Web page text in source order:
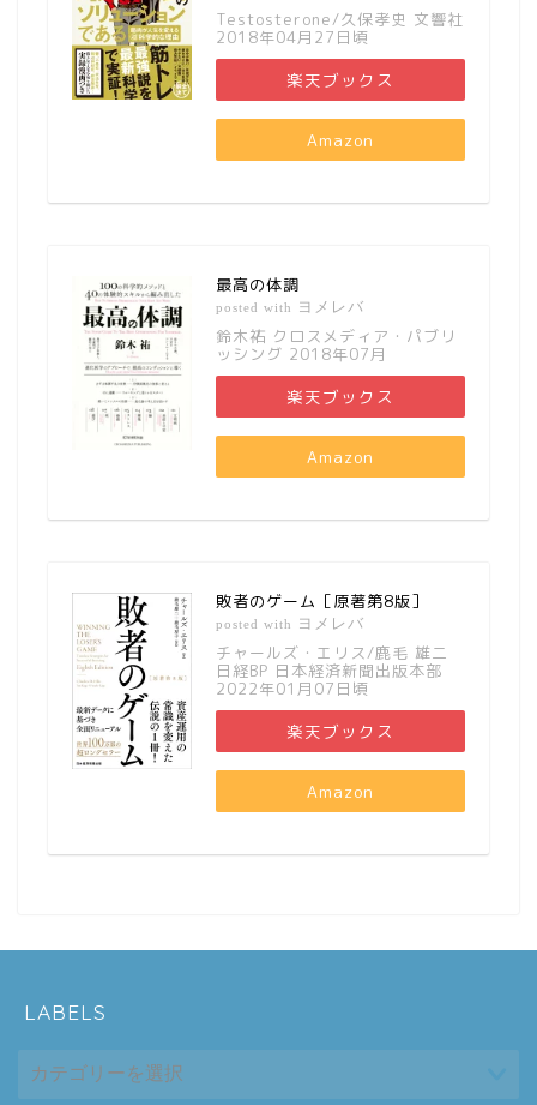
Testosterone/久保孝史 文響社
2018年04月27日頃
楽天ブックス
Amazon
最高の体調
posted with ヨメレバ
鈴木祐 クロスメディア・パブリ
ッシング 2018年07月
楽天ブックス
Amazon
敗者のゲーム［原著第8版］
posted with ヨメレバ
チャールズ・エリス/鹿毛 雄二
日経BP 日本経済新聞出版本部
2022年01月07日頃
楽天ブックス
Amazon
LABELS